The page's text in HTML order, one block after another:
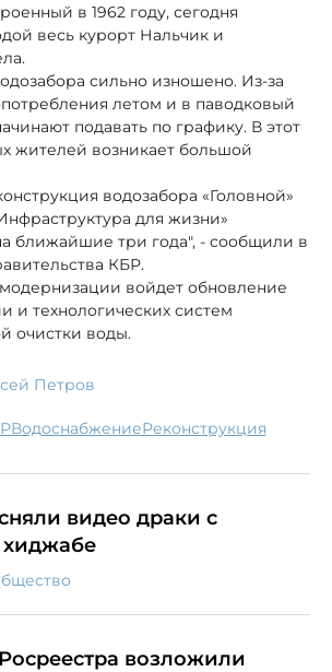
в 1962 году, сегодня
весь курорт Нальчик и
сильно изношено. Из-за
летом и в паводковый
подавать по графику. В этот
жителей возникает большой
водозабора «Головной»
для жизни»
ближайшие три года", - сообщили в
КБР.
войдет обновление
и технологических систем
очистки воды.
Петров
водоснабжение реконструкция
видео драки с
возложили